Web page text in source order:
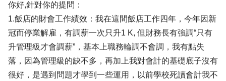
你好,針對你的提問：
1.飯店的財會工作績效：我在這間飯店工作四年，今年因新
冠而停業解雇，有調薪一次只升1 K, 但財務長有強調“只有
升管理級才會調薪”，基本上職務輪調不會調，我有點失
落，因為管理級的缺不多，再加上我對會計的基礎底子沒有
很好，是遇到問題才學到一些運用，以前學校死讀會計我不